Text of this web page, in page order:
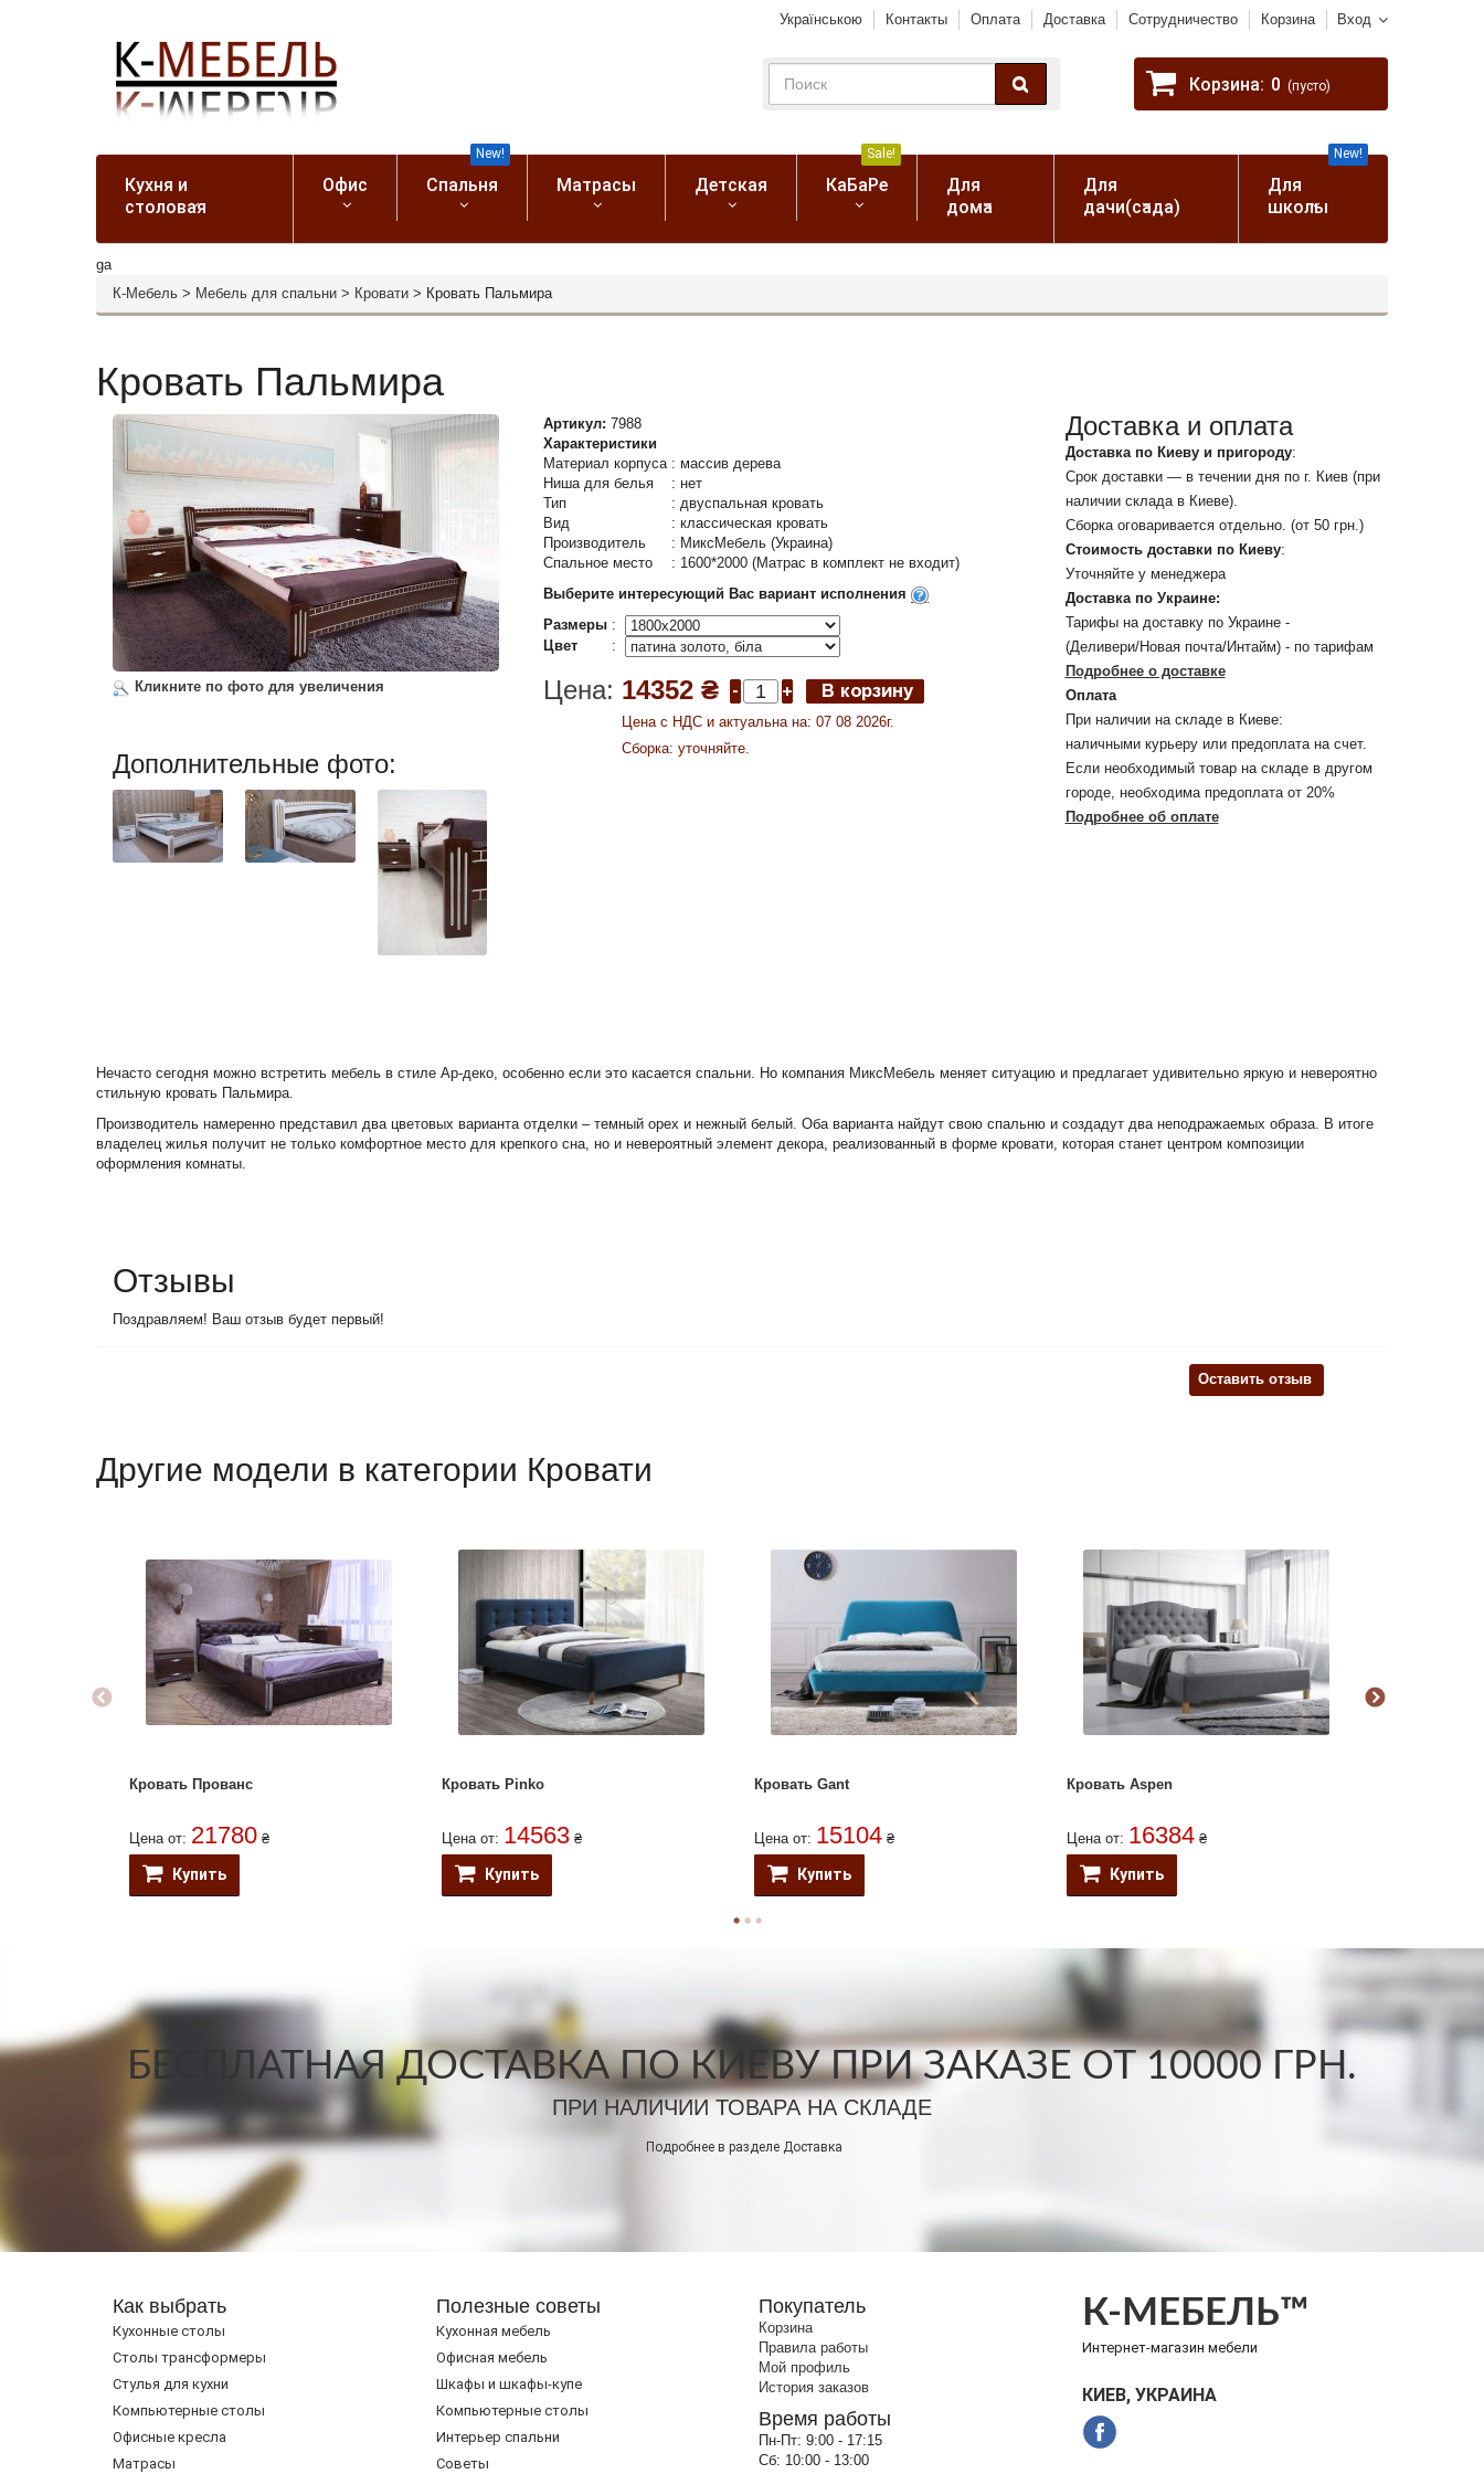
Вход
Українською Контакты Оплата Доставка Сотрудничество Корзина
Корзина: 0 (пусто)
Кухня и
столовая
Офис Спальня
New!
Матрасы Детская КаБаРе
Sale!
Для
дома
Для
дачи(сада)
Для
школы
New!
ga
К-Мебель > Мебель для спальни > Кровати > Кровать Пальмира
Кровать Пальмира
Кликните по фото для увеличения
Дополнительные фото:
Артикул: 7988
Характеристики
Материал корпуса: массив дерева
Ниша для белья
: нет
Тип
: двуспальная кровать
Вид
: классическая кровать
Производитель
: МиксМебель (Украина)
Спальное место
: 1600*2000 (Матрас в комплект не входит)
Выберите интересующий Вас вариант исполнения
Размеры :
Цвет
:
Цена: 14352 ₴
Цена c НДС и актуальна на: 07 08 2026г.
Сборка: уточняйте.
Доставка и оплата
Доставка по Киеву и пригороду:
Срок доставки — в течении дня по г. Киев (при
наличии склада в Киеве).
Сборка оговаривается отдельно. (от 50 грн.)
Стоимость доставки по Киеву:
Уточняйте у менеджера
Доставка по Украине:
Тарифы на доставку по Украине -
(Деливери/Новая почта/Интайм) - по тарифам
Подробнее о доставке
Оплата
При наличии на складе в Киеве:
наличными курьеру или предоплата на счет.
Если необходимый товар на складе в другом
городе, необходима предоплата от 20%
Подробнее об оплате
Нечасто сегодня можно встретить мебель в стиле Ар-деко, особенно если это касается спальни. Но компания МиксМебель меняет ситуацию и предлагает удивительно яркую и невероятно
стильную кровать Пальмира.
Производитель намеренно представил два цветовых варианта отделки – темный орех и нежный белый. Оба варианта найдут свою спальню и создадут два неподражаемых образа. В итоге
владелец жилья получит не только комфортное место для крепкого сна, но и невероятный элемент декора, реализованный в форме кровати, которая станет центром композиции
оформления комнаты.
Отзывы
Поздравляем! Ваш отзыв будет первый!
Оставить отзыв
Другие модели в категории Кровати
Кровать Прованс
Цена от: 21780 ₴
Купить
Кровать Pinko
Цена от: 14563 ₴
Купить
Кровать Gant
Цена от: 15104 ₴
Купить
Кровать Aspen
Цена от: 16384 ₴
Купить
БЕСПЛАТНАЯ ДОСТАВКА ПО КИЕВУ ПРИ ЗАКАЗЕ ОТ 10000 ГРН.
ПРИ НАЛИЧИИ ТОВАРА НА СКЛАДЕ
Подробнее в разделе Доставка
Как выбрать
Кухонные столы
Cтолы трансформеры
Стулья для кухни
Компьютерные столы
Офисные кресла
Матрасы
Полезные советы
Кухонная мебель
Офисная мебель
Шкафы и шкафы-купе
Компьютерные столы
Интерьер спальни
Советы
Покупатель
Корзина
Правила работы
Мой профиль
История заказов
Время работы
Пн-Пт: 9:00 - 17:15
Сб: 10:00 - 13:00
К-МЕБЕЛЬ™
Интернет-магазин мебели
КИЕВ, УКРАИНА